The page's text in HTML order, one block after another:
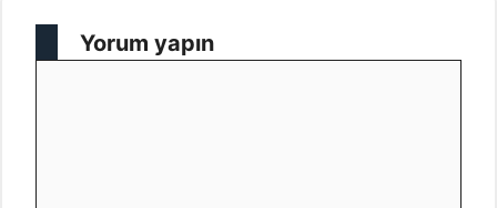
Yorum yapın